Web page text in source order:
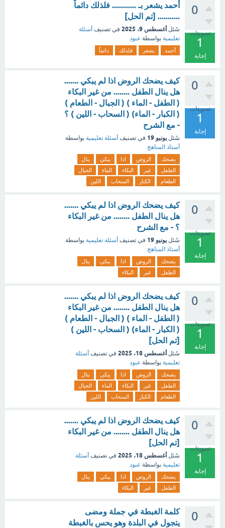
0
تصويتات
1
إجابة
أحمد يشعر بـ ............ فلذلك دائماً
........... [تم الحل]
سُئل أغسطس 9، 2025 في تصنيف أسئلة
تعليمية بواسطة عبود
أحمد يشعر فلذلك دائماً
0
تصويتات
1
إجابة
كيف يضحك الروض اذا لم يبكي .......
هل ينال الطفل ........ من غير البكاء
( الطفل - الماء ) ( الجبال - الطعام )
( الكبار - الماء) ( السحاب - اللين ) ؟
- مع الشرح
سُئل يونيو 19 في تصنيف أسئلة تعليمية بواسطة
أستاذ المناهج
يضحك الروض اذا يبكي
ينال
الطفل
غير البكاء الماء
الجبال
الطعام
الكبار السحاب اللين
0
تصويتات
1
إجابة
كيف يضحك الروض اذا لم يبكي .......
هل ينال الطفل ........ من غير البكاء
؟ - مع الشرح
سُئل يونيو 19 في تصنيف أسئلة تعليمية بواسطة
أستاذ المناهج
يضحك الروض اذا يبكي
ينال
الطفل
غير البكاء
0
تصويتات
1
إجابة
كيف يضحك الروض اذا لم يبكي .......
هل ينال الطفل ........ من غير البكاء
( الطفل - الماء ) ( الجبال - الطعام )
( الكبار - الماء) ( السحاب - اللين )
[تم الحل]
سُئل أغسطس 18، 2025 في تصنيف أسئلة
تعليمية بواسطة عبود
يضحك الروض اذا يبكي
ينال
الطفل
غير البكاء الماء
الجبال
الطعام
الكبار السحاب اللين
0
تصويتات
1
إجابة
كيف يضحك الروض اذا لم يبكي .......
هل ينال الطفل ........ من غير البكاء
[تم الحل]
سُئل أغسطس 18، 2025 في تصنيف أسئلة
تعليمية بواسطة عبود
يضحك الروض اذا يبكي
ينال
الطفل
غير البكاء
0
كلمة الغبطة في جملة ومضى
يتجول في البلدة وهو يحس بالغبطة